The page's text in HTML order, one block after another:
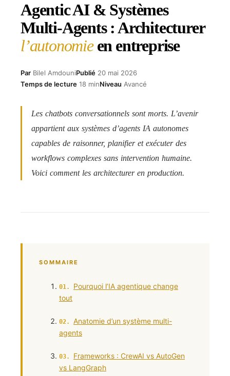
Agentic AI & Systèmes
Multi-Agents : Architecturer
l’autonomieen entreprise
Par Bilel AmdouniPublié 20 mai 2026
Temps de lecture 18 minNiveau Avancé
Les chatbots conversationnels sont morts. L’avenir
appartient aux systèmes d’agents IA autonomes
capables de raisonner, planifier et exécuter des
workflows complexes sans intervention humaine.
Voici comment les architecturer en production.
SOMMAIRE
Pourquoi l’IA agentique change
tout
Anatomie d’un système multi-
agents
Frameworks : CrewAI vs AutoGen
vs LangGraph